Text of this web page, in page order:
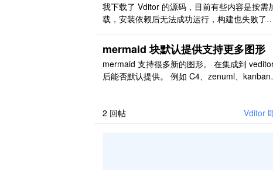
我下载了 Vditor 的源码，目前有些内容是按需
载，安装依赖后无法成功运行，构建也失败了
改依赖版本后出现了新问题。此外，尝试在新项
目中直接替换 node_modules/@vditor/dist 目录
也未能解决问题。请问后续是否会发布一个全部
加载、可直接运行的版本？
mermaid 块默认提供支持更多图形
mermaid 支持很多新的图形。 在集成到
后能否默认提供。 例如 C4、zenuml、kanban
2 回帖 Vditor